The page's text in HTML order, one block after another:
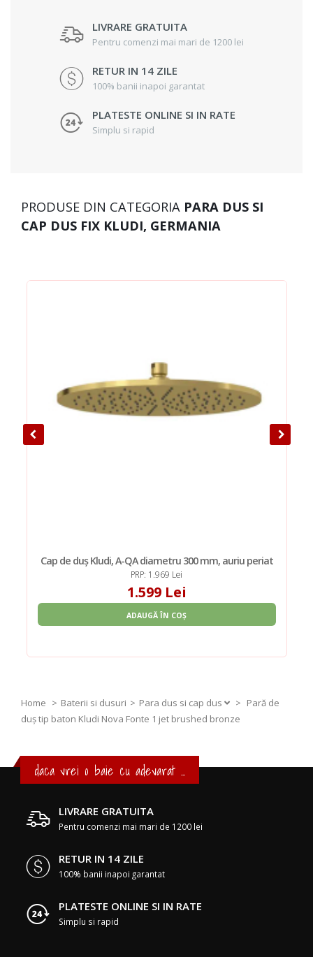
LIVRARE GRATUITA
Pentru comenzi mai mari de 1200 lei
RETUR IN 14 ZILE
100% banii inapoi garantat
PLATESTE ONLINE SI IN RATE
Simplu si rapid
PRODUSE DIN CATEGORIA PARA DUS SI
CAP DUS FIX KLUDI, GERMANIA
Cap de duș Kludi, A-QA diametru 300 mm, auriu periat
PRP: 1.969 Lei
1.599 Lei
ADAUGĂ ÎN COȘ
Home Baterii si dusuri Para dus si cap dus > Pară de
duș tip baton Kludi Nova Fonte 1 jet brushed bronze
daca vrei o baie cu adevarat ...
LIVRARE GRATUITA
Pentru comenzi mai mari de 1200 lei
RETUR IN 14 ZILE
100% banii inapoi garantat
PLATESTE ONLINE SI IN RATE
Simplu si rapid